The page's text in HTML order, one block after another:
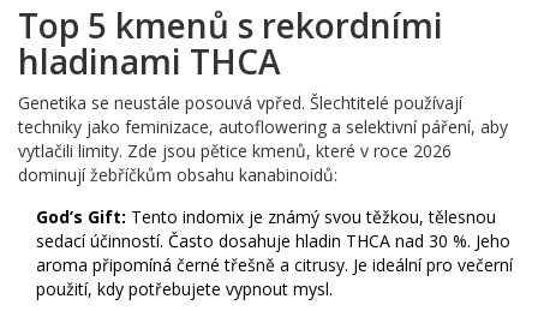
Top 5 kmenů s rekordními
hladinami THCA
Genetika se neustále posouvá vpřed. Šlechtitelé používají
techniky jako feminizace, autoflowering a selektivní páření, aby
vytlačili limity. Zde jsou pětice kmenů, které v roce 2026
dominují žebříčkům obsahu kanabinoidů:
God’s Gift: Tento indomix je známý svou těžkou, tělesnou
sedací účinností. Často dosahuje hladin THCA nad 30 %. Jeho
aroma připomíná černé třešně a citrusy. Je ideální pro večerní
použití, kdy potřebujete vypnout mysl.